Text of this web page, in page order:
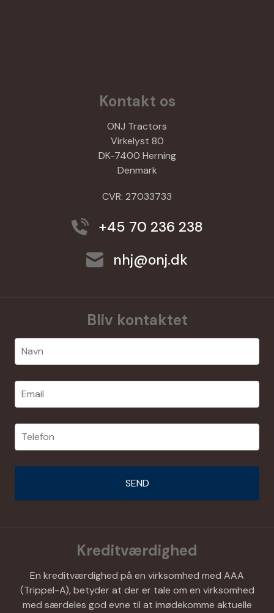
Kontakt os
ONJ Tractors
Virkelyst 80
DK-7400 Herning
Denmark
CVR: 27033733
+45 70 236 238
nhj@onj.dk
Bliv kontaktet
Kreditværdighed
En kreditværdighed på en virksomhed med AAA
(Trippel-A), betyder at der er tale om en virksomhed
med særdeles god evne til at imødekomme aktuelle